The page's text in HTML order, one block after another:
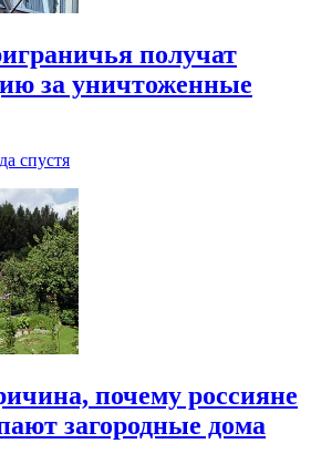
получат
за уничтоженные
спустя
почему россияне
загородные дома